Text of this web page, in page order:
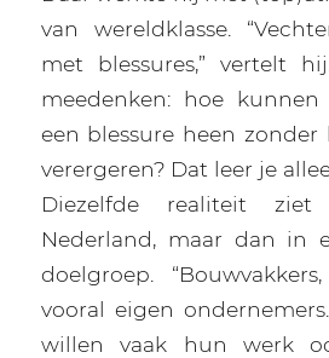
van wereldklasse.
met blessures,” vertelt
meedenken: hoe
een blessure heen
verergeren? Dat leer je
Diezelfde realiteit
Nederland, maar dan in
doelgroep.
vooral eigen
willen vaak hun werk